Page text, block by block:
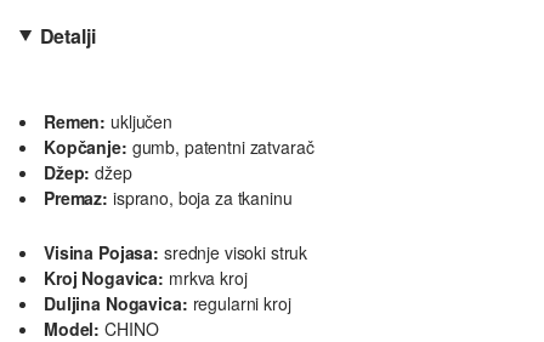
Detalji
Remen: uključen
Kopčanje: gumb, patentni zatvarač
Džep: džep
Premaz: isprano, boja za tkaninu
Visina Pojasa: srednje visoki struk
Kroj Nogavica: mrkva kroj
Duljina Nogavica: regularni kroj
Model: CHINO